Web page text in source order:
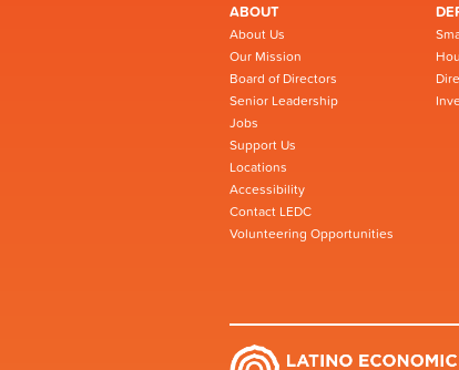
ABOUT
About Us
Our Mission
Board of Directors
Senior Leadership
Jobs
Support Us
Locations
Accessibility
Contact LEDC
Volunteering Opportunities